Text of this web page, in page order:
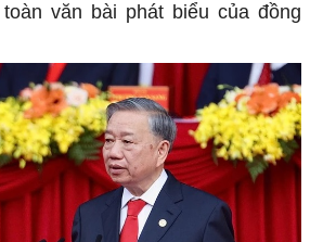
văn bài phát biểu của đồng